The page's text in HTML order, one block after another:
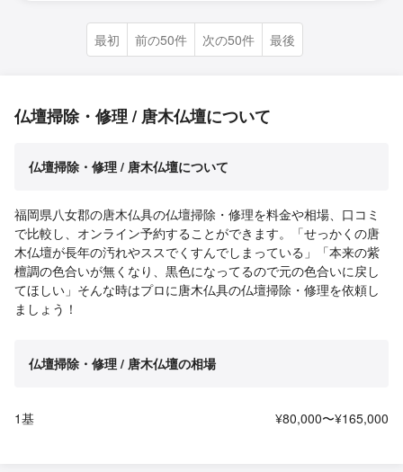
最初 前の50件 次の50件 最後
仏壇掃除・修理 / 唐木仏壇について
仏壇掃除・修理 / 唐木仏壇について
福岡県八女郡の唐木仏具の仏壇掃除・修理を料金や相場、口コミ
で比較し、オンライン予約することができます。「せっかくの唐
木仏壇が長年の汚れやススでくすんでしまっている」「本来の紫
檀調の色合いが無くなり、黒色になってるので元の色合いに戻し
てほしい」そんな時はプロに唐木仏具の仏壇掃除・修理を依頼し
ましょう！
仏壇掃除・修理 / 唐木仏壇の相場
1基 ¥80,000〜¥165,000